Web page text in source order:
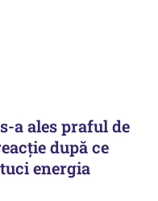
a ales praful de
după ce
energia